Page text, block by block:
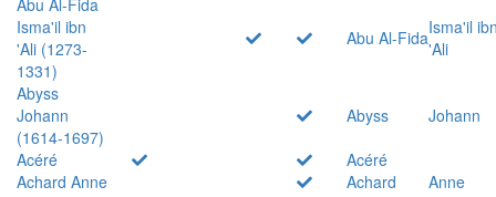
Isma'il ibn
'Ali (1273-
1331)
Abu Al-FidaIsma'il
'Ali
Abyss
Johann
(1614-1697)
Abyss
Johann
Acéré
Acéré
Achard Anne
Achard
Anne